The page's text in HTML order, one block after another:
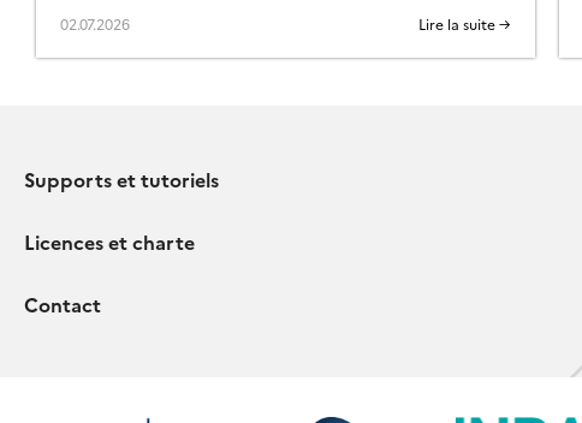
02.07.2026 Lire la suite →
Supports et tutoriels
Licences et charte
Contact